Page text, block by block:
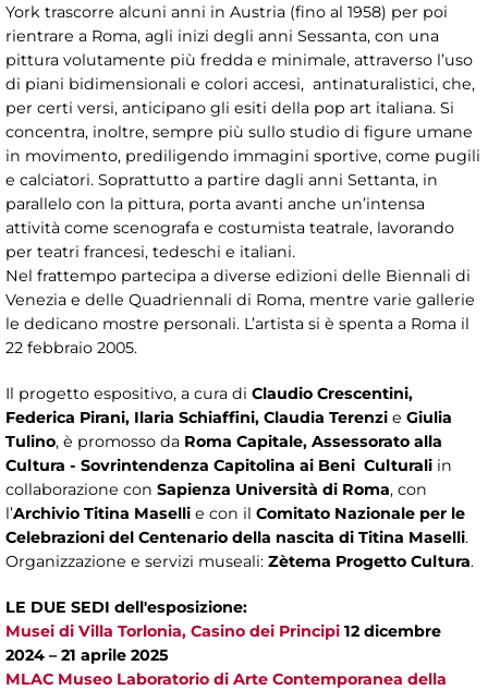
York trascorre alcuni anni in Austria (fino al 1958) per poi
rientrare a Roma, agli inizi degli anni Sessanta, con una
pittura volutamente più fredda e minimale, attraverso l’uso
di piani bidimensionali e colori accesi, antinaturalistici, che,
per certi versi, anticipano gli esiti della pop art italiana. Si
concentra, inoltre, sempre più sullo studio di figure umane
in movimento, prediligendo immagini sportive, come pugili
e calciatori. Soprattutto a partire dagli anni Settanta, in
parallelo con la pittura, porta avanti anche un’intensa
attività come scenografa e costumista teatrale, lavorando
per teatri francesi, tedeschi e italiani.
Nel frattempo partecipa a diverse edizioni delle Biennali di
Venezia e delle Quadriennali di Roma, mentre varie gallerie
le dedicano mostre personali. L’artista si è spenta a Roma il
22 febbraio 2005.
Il progetto espositivo, a cura di Claudio Crescentini,
Federica Pirani, Ilaria Schiaffini, Claudia Terenzi e Giulia
Tulino, è promosso da Roma Capitale, Assessorato alla
Cultura - Sovrintendenza Capitolina ai Beni Culturali in
collaborazione con Sapienza Università di Roma, con
l’Archivio Titina Maselli e con il Comitato Nazionale per le
Celebrazioni del Centenario della nascita di Titina Maselli.
Organizzazione e servizi museali: Zètema Progetto Cultura.
LE DUE SEDI dell'esposizione:
Musei di Villa Torlonia, Casino dei Principi 12 dicembre
2024 – 21 aprile 2025
MLAC Museo Laboratorio di Arte Contemporanea della